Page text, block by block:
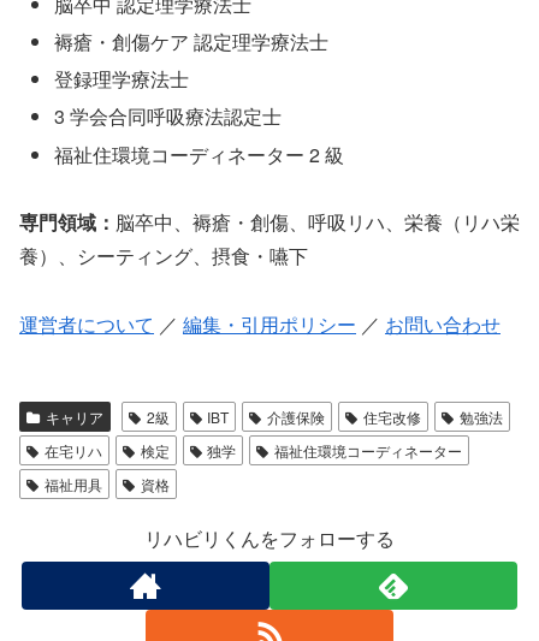
褥瘡・創傷ケア 認定理学療法士
登録理学療法士
3 学会合同呼吸療法認定士
福祉住環境コーディネーター 2 級
専門領域： 脳卒中、褥瘡・創傷、呼吸リハ、栄養（リハ栄
養）、シーティング、摂食・嚥下
運営者について ／ 編集・引用ポリシー ／ お問い合わせ
キャリア 2級 IBT 介護保険 住宅改修
勉強法
在宅リハ
検定 独学
福祉住環境コーディネーター
福祉用具
資格
リハビリくんをフォローする